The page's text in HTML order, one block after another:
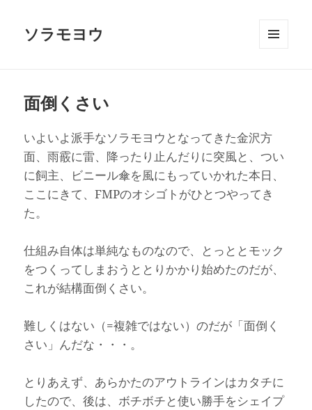
ソラモヨウ
面倒くさい
いよいよ派手なソラモヨウとなってきた金沢方
面、雨霰に雷、降ったり止んだりに突風と、つい
に飼主、ビニール傘を風にもっていかれた本日、
ここにきて、FMPのオシゴトがひとつやってき
た。
仕組み自体は単純なものなので、とっととモック
をつくってしまおうととりかかり始めたのだが、
これが結構面倒くさい。
難しくはない（=複雑ではない）のだが「面倒く
さい」んだな・・・。
とりあえず、あらかたのアウトラインはカタチに
したので、後は、ボチボチと使い勝手をシェイプ